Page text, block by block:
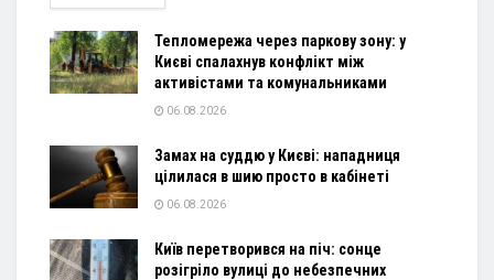
Тепломережа через паркову зону: у
Києві спалахнув конфлікт між
активістами та комунальниками
06.08.2026
Замах на суддю у Києві: нападниця
цілилася в шию просто в кабінеті
06.08.2026
Київ перетворився на піч: сонце
розігріло вулиці до небезпечних